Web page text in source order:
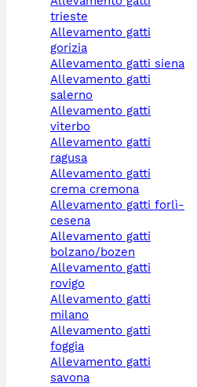
trieste
allevamento gatti
gorizia
allevamento gatti siena
allevamento gatti
salerno
allevamento gatti
viterbo
allevamento gatti
ragusa
allevamento gatti
crema cremona
allevamento gatti forlì-
cesena
allevamento gatti
bolzano/bozen
allevamento gatti
rovigo
allevamento gatti
milano
allevamento gatti
foggia
allevamento gatti
savona